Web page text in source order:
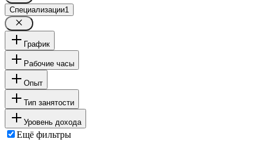
Специализации1
График
Рабочие часы
Опыт
Тип занятости
Уровень дохода
Ещё фильтры